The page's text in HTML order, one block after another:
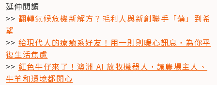
延伸閱讀
>> 翻轉氣候危機新解方？毛利人與新創聯手「藻」到希
望
>> 給現代人的療癒系好友！用一則則暖心訊息，為你平
復生活焦慮
>> 紅色牛仔來了！澳洲 AI 放牧機器人，讓農場主人、
牛羊和環境都開心